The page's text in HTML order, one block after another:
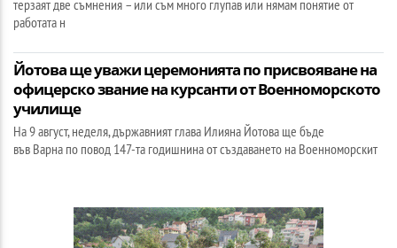
терзаят две съмнения – или съм много глупав или нямам понятие от
работата н
Йотова ще уважи церемонията по присвояване на
офицерско звание на курсанти от Военноморското
училище
На 9 август, неделя, държавният глава Илияна Йотова ще бъде
във Варна по повод 147-та годишнина от създаването на Военноморскит